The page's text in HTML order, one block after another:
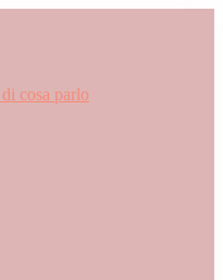
cosa parlo